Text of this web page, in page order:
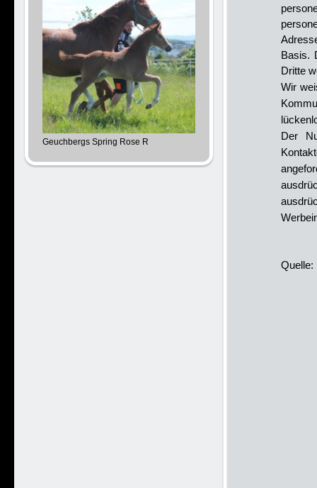
Basis.
Dritte
Wir
Der
Quelle:
Geuchbergs Spring Rose R